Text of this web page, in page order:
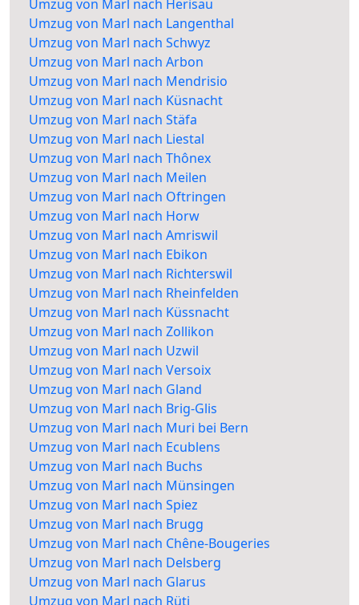
Umzug von Marl nach Herisau
Umzug von Marl nach Langenthal
Umzug von Marl nach Schwyz
Umzug von Marl nach Arbon
Umzug von Marl nach Mendrisio
Umzug von Marl nach Küsnacht
Umzug von Marl nach Stäfa
Umzug von Marl nach Liestal
Umzug von Marl nach Thônex
Umzug von Marl nach Meilen
Umzug von Marl nach Oftringen
Umzug von Marl nach Horw
Umzug von Marl nach Amriswil
Umzug von Marl nach Ebikon
Umzug von Marl nach Richterswil
Umzug von Marl nach Rheinfelden
Umzug von Marl nach Küssnacht
Umzug von Marl nach Zollikon
Umzug von Marl nach Uzwil
Umzug von Marl nach Versoix
Umzug von Marl nach Gland
Umzug von Marl nach Brig-Glis
Umzug von Marl nach Muri bei Bern
Umzug von Marl nach Ecublens
Umzug von Marl nach Buchs
Umzug von Marl nach Münsingen
Umzug von Marl nach Spiez
Umzug von Marl nach Brugg
Umzug von Marl nach Chêne-Bougeries
Umzug von Marl nach Delsberg
Umzug von Marl nach Glarus
Umzug von Marl nach Rüti